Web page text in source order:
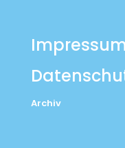
Archiv